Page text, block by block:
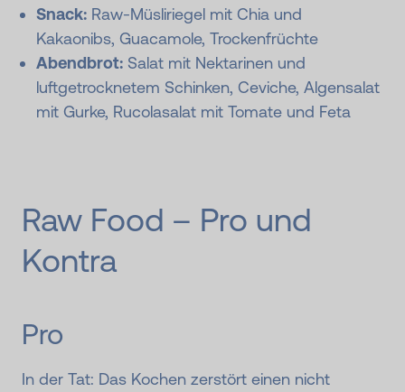
Snack: Raw-Müsliriegel mit Chia und
Kakaonibs, Guacamole, Trockenfrüchte
Abendbrot: Salat mit Nektarinen und
luftgetrocknetem Schinken, Ceviche, Algensalat
mit Gurke, Rucolasalat mit Tomate und Feta
Raw Food – Pro und
Kontra
Pro
In der Tat: Das Kochen zerstört einen nicht